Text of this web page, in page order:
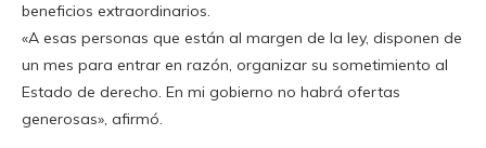
beneficios extraordinarios.
«A esas personas que están al margen de la ley, disponen de
un mes para entrar en razón, organizar su sometimiento al
Estado de derecho. En mi gobierno no habrá ofertas
generosas», afirmó.